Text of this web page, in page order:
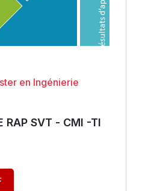
en Ingénierie
RAP SVT - CMI -TI